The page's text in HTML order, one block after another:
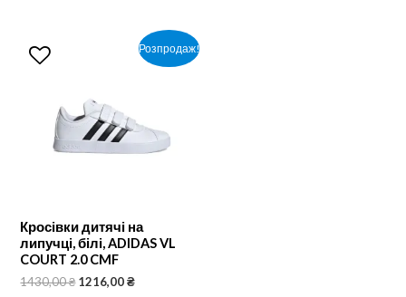
Розпродаж!
Кросівки дитячі на
липучці, білі, ADIDAS VL
COURT 2.0 CMF
1430,00₴ 1216,00₴